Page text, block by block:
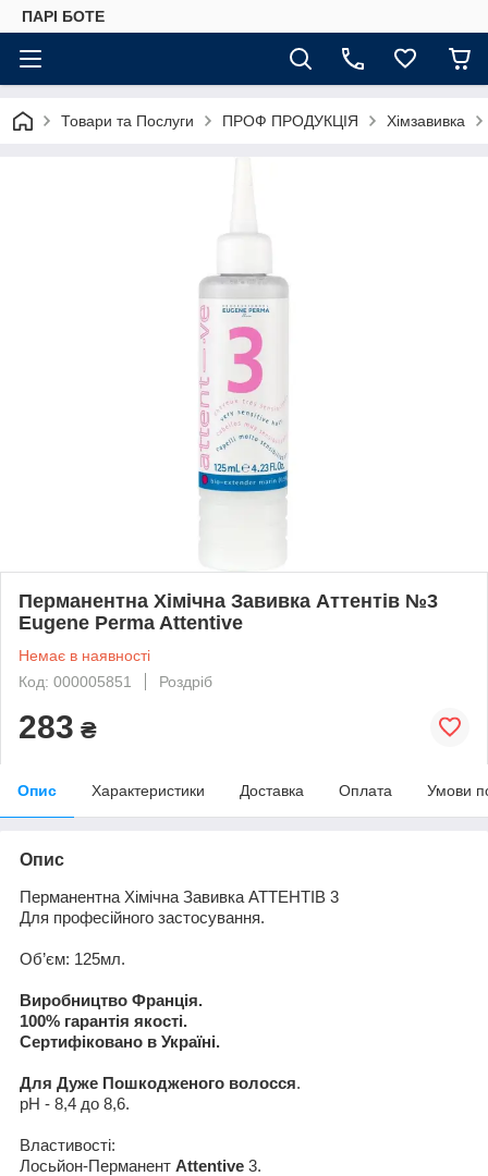
ПАРІ БОТЕ
Товари та Послуги ПРОФ ПРОДУКЦІЯ Хімзавивка
Перманентна Хімічна Завивка Аттентів №3
Eugene Perma Attentive
Немає в наявності
Код: 000005851
Роздріб
283 ₴
Опис Характеристики Доставка Оплата Умови
Опис
Перманентна Хімічна Завивка АТТЕНТ В 3
Для професійного застосування.
Об’єм: 125мл.
Виробництво Франція.
100% гарантія якості.
Сертифіковано в Україні.
Для Дуже Пошкодженого волосся.
рН - 8,4 до 8,6.
Властивості:
Лосьйон-Перманент Attentive 3.